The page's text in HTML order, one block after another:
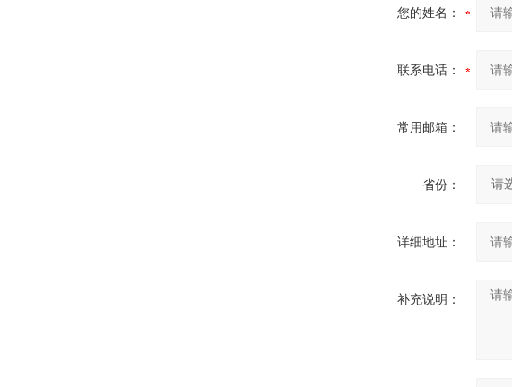
您的姓名：
联系电话：
常用邮箱：
省份：
详细地址：
补充说明：